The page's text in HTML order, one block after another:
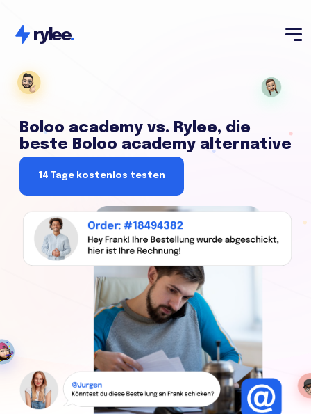
rylee.
Boloo academy vs. Rylee, die
beste Boloo academy alternative
14 Tage kostenlos testen